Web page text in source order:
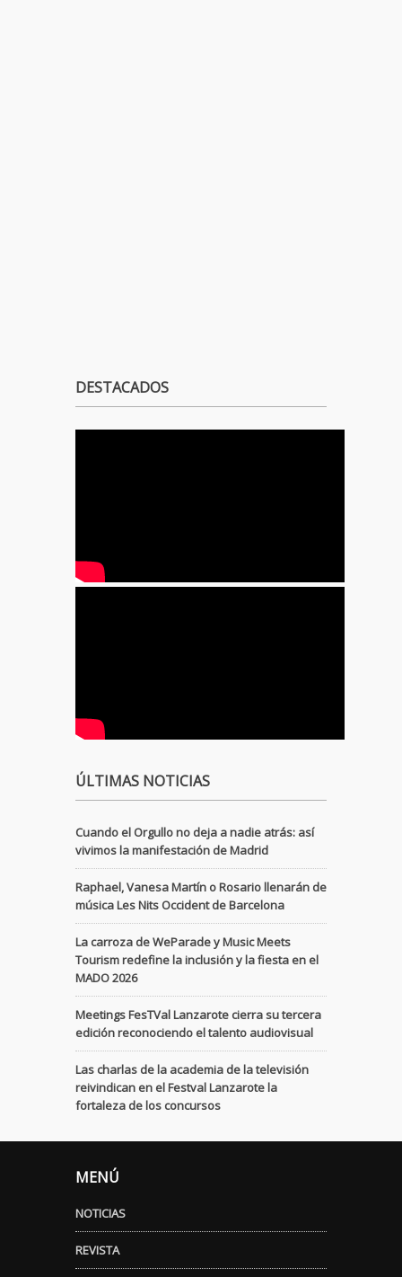
DESTACADOS
ÚLTIMAS NOTICIAS
Cuando el Orgullo no deja a nadie atrás: así
vivimos la manifestación de Madrid
Raphael, Vanesa Martín o Rosario llenarán de
música Les Nits Occident de Barcelona
La carroza de WeParade y Music Meets
Tourism redefine la inclusión y la fiesta en el
MADO 2026
Meetings FesTVal Lanzarote cierra su tercera
edición reconociendo el talento audiovisual
Las charlas de la academia de la televisión
reivindican en el Festval Lanzarote la
fortaleza de los concursos
MENÚ
NOTICIAS
REVISTA